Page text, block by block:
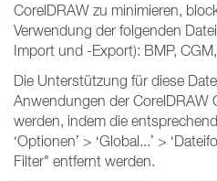
CorelDRAW zu minimieren,
Verwendung der folgenden
Import und -Export): BMP,
Die Unterstützung für diese
Anwendungen der CorelDRAW
werden, indem die
‘Optionen’ > ‘Global...’ >
Filter" entfernt werden.